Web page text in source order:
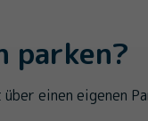
parken?
einen eigenen